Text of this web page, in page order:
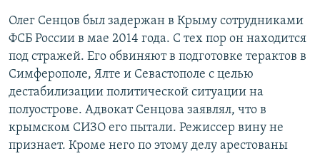
Олег Сенцов был задержан в Крыму сотрудниками
ФСБ России в мае 2014 года. С тех пор он находится
под стражей. Его обвиняют в подготовке терактов в
Симферополе, Ялте и Севастополе с целью
дестабилизации политической ситуации на
полуострове. Адвокат Сенцова заявлял, что в
крымском СИЗО его пытали. Режиссер вину не
признает. Кроме него по этому делу арестованы